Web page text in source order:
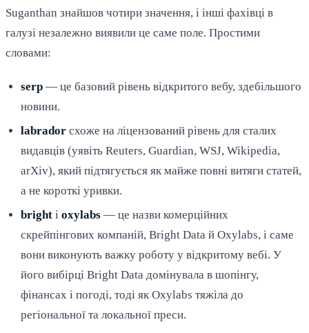
Suganthan знайшов чотири значення, і інші фахівці в
галузі незалежно виявили це саме поле. Простими
словами:
serp — це базовий рівень відкритого вебу, здебільшого
новини.
labrador схоже на ліцензований рівень для сталих
видавців (уявіть Reuters, Guardian, WSJ, Wikipedia,
arXiv), який підтягується як майже повні витяги статей,
а не короткі уривки.
bright іoxylabs — це назви комерційних
скрейпінгових компаній, Bright Data й Oxylabs, і саме
вони виконують важку роботу у відкритому вебі. У
його вибірці Bright Data домінувала в шопінгу,
фінансах і погоді, тоді як Oxylabs тяжіла до
регіональної та локальної преси.